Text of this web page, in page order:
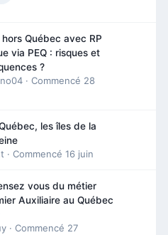
Québec avec RP
via PEQ : risques et
?
· Commencé 28
les îles de la
· Commencé 16 juin
vous du métier
Auxiliaire au Québec
· Commencé 27